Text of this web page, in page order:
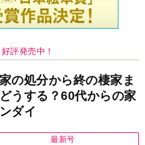
評発売中！
の処分から終の棲家ま
うする？60代からの家
ダイ
最新号